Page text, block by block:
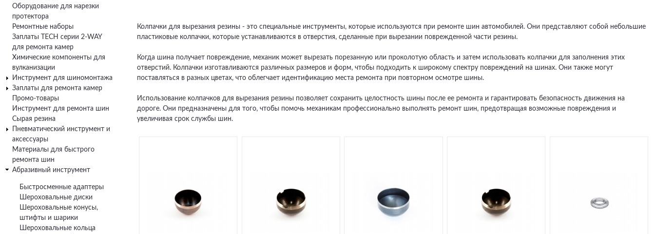
Колпачки для вырезания резины - это специальные инструменты, которые используются при ремонте шин автомобилей. Они представляют собой небольшие
пластиковые колпачки, которые устанавливаются в отверстия, сделанные при вырезании поврежденной части резины.
Когда шина получает повреждение, механик может вырезать порезанную или проколотую область и затем использовать колпачки для заполнения этих
отверстий. Колпачки изготавливаются различных размеров и форм, чтобы подходить к широкому спектру повреждений на шинах. Они также могут
поставляться в разных цветах, что облегчает идентификацию места ремонта при повторном осмотре шины.
Использование колпачков для вырезания резины позволяет сохранить целостность шины после ее ремонта и гарантировать безопасность движения на
дороге. Они предназначены для того, чтобы помочь механикам профессионально выполнять ремонт шин, предотвращая возможные повреждения и
увеличивая срок службы шин.
Оборудование для нарезки
протектора
Ремонтные наборы
Заплаты TECH серии 2-WAY
для ремонта камер
Химические компоненты для
вулканизации
Инструмент для шиномонтажа
Заплаты для ремонта камер
Промо-товары
Инструмент для ремонта шин
Сырая резина
Пневматический инструмент и
аксессуары
Материалы для быстрого
ремонта шин
Абразивный инструмент
Быстросменные адаптеры
Шероховальные диски
Шероховальные конусы,
штифты и шарики
Шероховальные кольца